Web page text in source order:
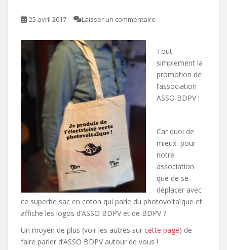
25 avril 2017 Laisser un commentaire
Tout
simplement la
promotion de
l’association
ASSO BDPV !
Car quoi de
mieux pour
notre
association
que de se
déplacer avec
ce superbe sac en coton qui parle du photovoltaïque et
affiche les logos d’ASSO BDPV et de BDPV ?
Un moyen de plus (voir les autres sur cette page) de
faire parler d’ASSO BDPV autour de vous !